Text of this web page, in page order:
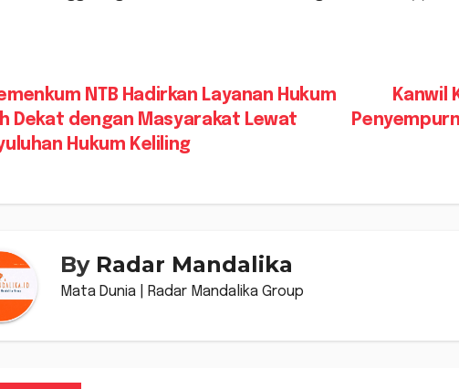
Kanwil
NTB Hadirkan Layanan Hukum
Dekat dengan Masyarakat Lewat
Hukum Keliling
By Radar Mandalika
Mata Dunia | Radar Mandalika Group